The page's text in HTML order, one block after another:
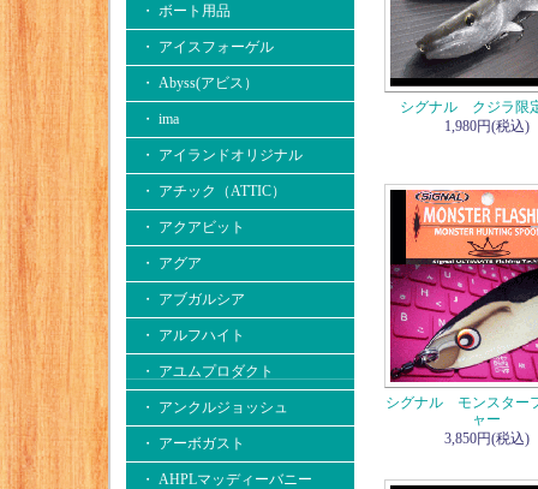
・ ボート用品
・ アイスフォーゲル
・ Abyss(アビス）
・ ima
・ アイランドオリジナル
・ アチック（ATTIC）
・ アクアビット
・ アグア
・ アブガルシア
・ アルフハイト
・ アユムプロダクト
・ アンクルジョッシュ
・ アーボガスト
・ AHPLマッディーバニー
シグナル クジラ限
1,980円(税込)
シグナル モンスター
ャー
3,850円(税込)